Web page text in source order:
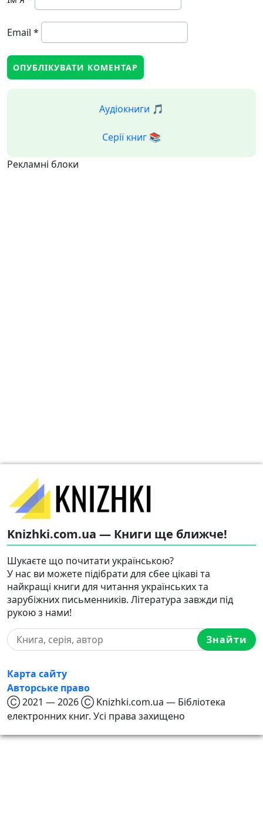
Email *
Аудіокниги 🎵
Серії книг 📚
Рекламні блоки
Knizhki.com.ua — Книги ще ближче!
Шукаєте що почитати українською?
У нас ви можете підібрати для сбее цікаві та
найкращі книги для читання українських та
зарубіжних письменників. Література завжди під
рукою з нами!
Знайти
Карта сайту
Авторське право
Ⓒ 2021 — 2026 Ⓒ Knizhki.com.ua — Бібліотека
електронних книг. Усі права захищено